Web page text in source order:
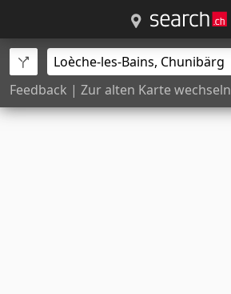
Feedback | Zur alten Karte wechseln